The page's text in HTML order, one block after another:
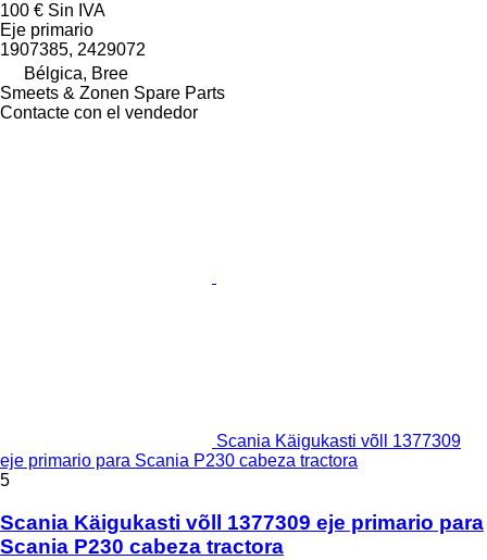
100 € Sin IVA
Eje primario
1907385, 2429072
Bélgica, Bree
Smeets & Zonen Spare Parts
Contacte con el vendedor
Scania Käigukasti võll 1377309
eje primario para Scania P230 cabeza tractora
5
Scania Käigukasti võll 1377309 eje primario para
Scania P230 cabeza tractora